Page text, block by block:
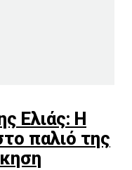
Ελιάς: Η
παλιό της